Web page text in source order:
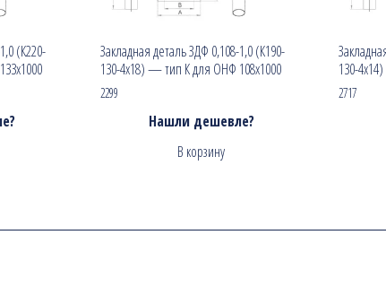
(К220-
Закладная деталь ЗДФ 0,108-1,0 (К190-
130-4х18) — тип К для ОНФ 108х1000
2299
Нашли дешевле?
В корзину
130-
2717